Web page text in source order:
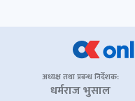
अध्यक्ष तथा प्रबन्ध निर्देशक:
धर्मराज भुसाल